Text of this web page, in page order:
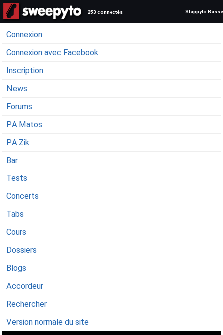
253 connectés Slappyto Basse
Connexion
Connexion avec Facebook
Inscription
News
Forums
P.A.Matos
P.A.Zik
Bar
Tests
Concerts
Tabs
Cours
Dossiers
Blogs
Accordeur
Rechercher
Version normale du site